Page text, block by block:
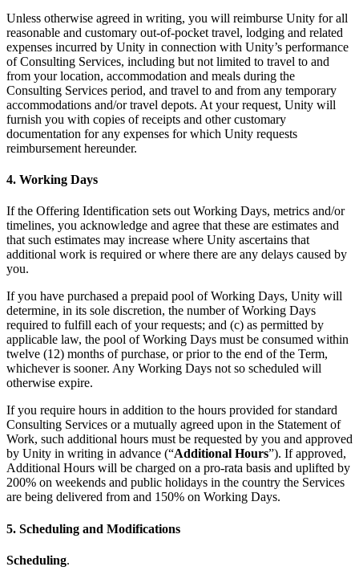
Unless otherwise agreed in writing, you will reimburse Unity for all
reasonable and customary out-of-pocket travel, lodging and related
expenses incurred by Unity in connection with Unity’s performance
of Consulting Services, including but not limited to travel to and
from your location, accommodation and meals during the
Consulting Services period, and travel to and from any temporary
accommodations and/or travel depots. At your request, Unity will
furnish you with copies of receipts and other customary
documentation for any expenses for which Unity requests
reimbursement hereunder.
4. Working Days
If the Offering Identification sets out Working Days, metrics and/or
timelines, you acknowledge and agree that these are estimates and
that such estimates may increase where Unity ascertains that
additional work is required or where there are any delays caused by
you.
If you have purchased a prepaid pool of Working Days, Unity will
determine, in its sole discretion, the number of Working Days
required to fulfill each of your requests; and (c) as permitted by
applicable law, the pool of Working Days must be consumed within
twelve (12) months of purchase, or prior to the end of the Term,
whichever is sooner. Any Working Days not so scheduled will
otherwise expire.
If you require hours in addition to the hours provided for standard
Consulting Services or a mutually agreed upon in the Statement of
Work, such additional hours must be requested by you and approved
by Unity in writing in advance (“Additional Hours”). If approved,
Additional Hours will be charged on a pro-rata basis and uplifted by
200% on weekends and public holidays in the country the Services
are being delivered from and 150% on Working Days.
5. Scheduling and Modifications
Scheduling.